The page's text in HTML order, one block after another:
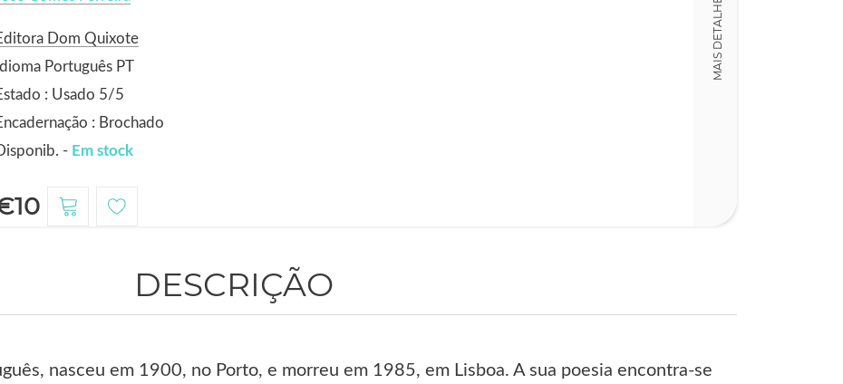
Dom Quixote
Idioma Português PT
: Usado 5/5
: Brochado
- Em stock
MAIS DETALHES
DESCRIÇÃO
nasceu em 1900, no Porto, e morreu em 1985, em Lisboa. A sua poesia encontra-se